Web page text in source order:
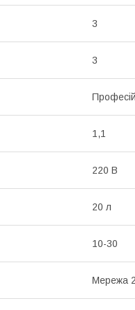
3
3
1,1
220 В
20 л
10-30
Мережа